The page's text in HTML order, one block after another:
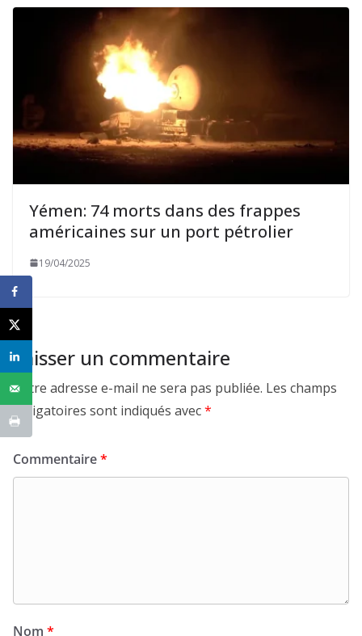
Yémen: 74 morts dans des frappes
américaines sur un port pétrolier
19/04/2025
Laisser un commentaire
Votre adresse e-mail ne sera pas publiée. Les champs
obligatoires sont indiqués avec*
Commentaire*
Nom *